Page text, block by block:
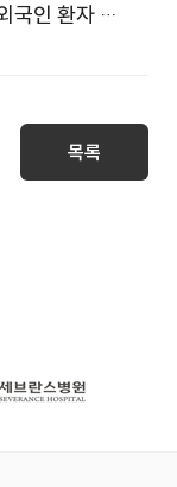
국인 환자 치
목록